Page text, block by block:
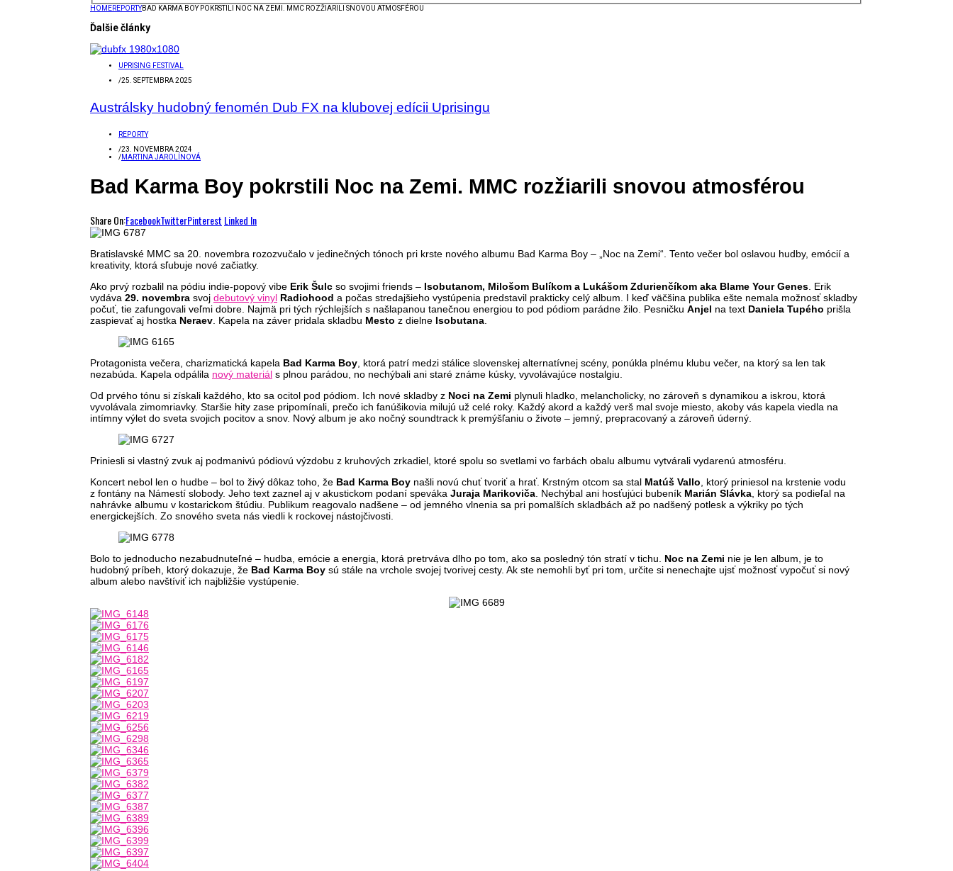
HOMEREPORTYBAD KARMA BOY POKRSTILI NOC NA ZEMI. MMC ROZŽIARILI SNOVOU ATMOSFÉROU
Ďalšie články
UPRISING FESTIVAL
/25. SEPTEMBRA 2025
Austrálsky hudobný fenomén Dub FX na klubovej edícii Uprisingu
REPORTY
/23. NOVEMBRA 2024
/MARTINA JAROLÍNOVÁ
Bad Karma Boy pokrstili Noc na Zemi. MMC rozžiarili snovou atmosférou
Share On:FacebookTwitterPinterest Linked In
Bratislavské MMC sa 20. novembra rozozvučalo v jedinečných tónoch pri krste nového albumu Bad Karma Boy – „Noc na Zemi“. Tento večer bol oslavou hudby, emócií a
kreativity, ktorá sľubuje nové začiatky.
Ako prvý rozbalil na pódiu indie-popový vibe Erik Šulc so svojimi friends – Isobutanom, Milošom Bulíkom a Lukášom Zdurienčíkom aka Blame Your Genes . Erik
vydáva 29. novembra svoj debutový vinyl Radiohood a počas stredajšieho vystúpenia predstavil prakticky celý album. I keď väčšina publika ešte nemala možnosť skladby
počuť, tie zafungovali veľmi dobre. Najmä pri tých rýchlejších s našlapanou tanečnou energiou to pod pódiom parádne žilo. Pesničku Anjel na text Daniela Tupého prišla
zaspievať aj hostka Neraev . Kapela na záver pridala skladbu Mesto z dielne Isobutana
Protagonista večera, charizmatická kapela Bad Karma Boy , ktorá patrí medzi stálice slovenskej alternatívnej scény, ponúkla plnému klubu večer, na ktorý sa len tak
nezabúda. Kapela odpálila nový materiál s plnou parádou, no nechýbali ani staré známe kúsky, vyvolávajúce nostalgiu.
Od prvého tónu si získali každého, kto sa ocitol pod pódiom. Ich nové skladby z Noci na Zemi plynuli hladko, melancholicky, no zároveň s dynamikou a iskrou, ktorá
vyvolávala zimomriavky. Staršie hity zase pripomínali, prečo ich fanúšikovia milujú už celé roky. Každý akord a každý verš mal svoje miesto, akoby vás kapela viedla na
intímny výlet do sveta svojich pocitov a snov. Nový album je ako nočný soundtrack k premýšľaniu o živote – jemný, prepracovaný a zároveň úderný.
Priniesli si vlastný zvuk aj podmanivú pódiovú výzdobu z kruhových zrkadiel, ktoré spolu so svetlami vo farbách obalu albumu vytvárali vydarenú atmosféru.
Koncert nebol len o hudbe – bol to živý dôkaz toho, že Bad Karma Boy našli novú chuť tvoriť a hrať. Krstným otcom sa stal Matúš Vallo , ktorý priniesol na krstenie vodu
z fontány na Námestí slobody. Jeho text zaznel aj v akustickom podaní speváka Juraja Marikoviča . Nechýbal ani hosťujúci bubeník Marián Slávka , ktorý sa podieľal na
nahrávke albumu v kostarickom štúdiu. Publikum reagovalo nadšene – od jemného vlnenia sa pri pomalších skladbách až po nadšený potlesk a výkriky po tých
energickejších. Zo snového sveta nás viedli k rockovej nástojčivosti.
Bolo to jednoducho nezabudnuteľné – hudba, emócie a energia, ktorá pretrváva dlho po tom, ako sa posledný tón stratí v tichu. Noc na Zemi nie je len album, je to
hudobný príbeh, ktorý dokazuje, že Bad Karma Boy sú stále na vrchole svojej tvorivej cesty. Ak ste nemohli byť pri tom, určite si nenechajte ujsť možnosť vypočuť si nový
album alebo navštíviť ich najbližšie vystúpenie.